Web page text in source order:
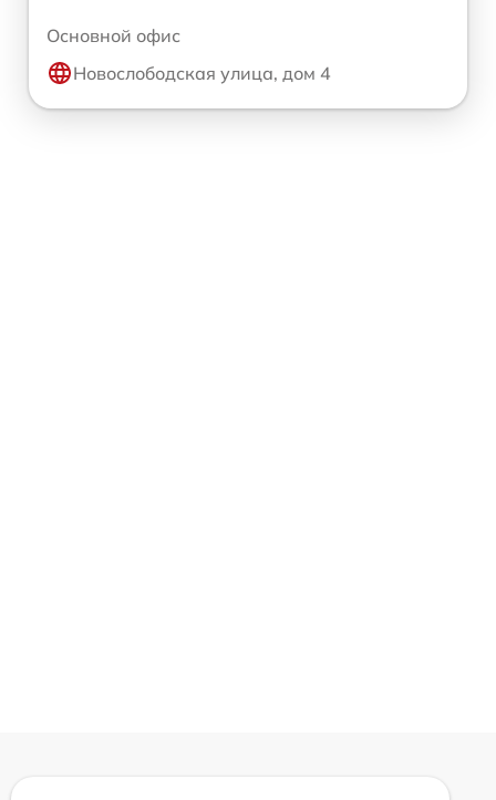
Основной офис
Новослободская улица, дом 4